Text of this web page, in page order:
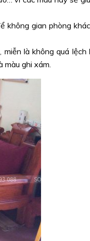
không gian phòng
là không quá lệch
màu ghi xám.